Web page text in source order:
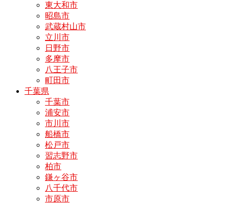
東大和市
昭島市
武蔵村山市
立川市
日野市
多摩市
八王子市
町田市
千葉県
千葉市
浦安市
市川市
船橋市
松戸市
習志野市
柏市
鎌ヶ谷市
八千代市
市原市